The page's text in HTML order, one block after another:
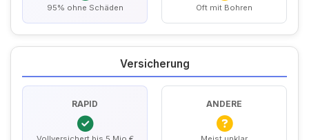
95% ohne Schäden Oft mit Bohren
Versicherung
RAPID ANDERE